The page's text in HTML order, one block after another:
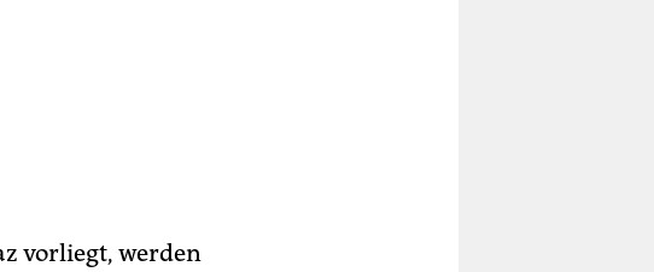
vorliegt, werden